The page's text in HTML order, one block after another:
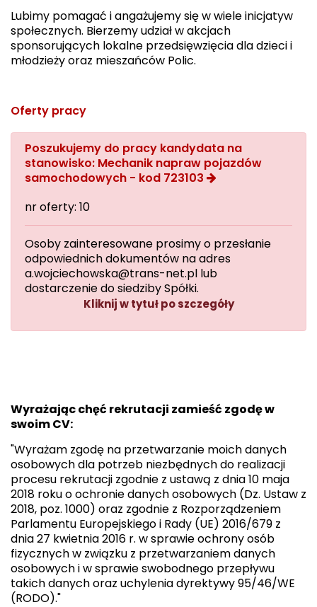
Lubimy pomagać i angażujemy się w wiele inicjatyw
społecznych. Bierzemy udział w akcjach
sponsorujących lokalne przedsięwzięcia dla dzieci i
młodzieży oraz mieszańców Polic.
Oferty pracy
Poszukujemy do pracy kandydata na
stanowisko: Mechanik napraw pojazdów
samochodowych - kod 723103
nr oferty: 10
Osoby zainteresowane prosimy o przesłanie
odpowiednich dokumentów na adres
a.wojciechowska@trans-net.pl lub
dostarczenie do siedziby Spółki.
Kliknij w tytuł po szczegóły
Wyrażając chęć rekrutacji zamieść zgodę w
swoim CV:
"Wyrażam zgodę na przetwarzanie moich danych
osobowych dla potrzeb niezbędnych do realizacji
procesu rekrutacji zgodnie z ustawą z dnia 10 maja
2018 roku o ochronie danych osobowych (Dz. Ustaw z
2018, poz. 1000) oraz zgodnie z Rozporządzeniem
Parlamentu Europejskiego i Rady (UE) 2016/679 z
dnia 27 kwietnia 2016 r. w sprawie ochrony osób
fizycznych w związku z przetwarzaniem danych
osobowych i w sprawie swobodnego przepływu
takich danych oraz uchylenia dyrektywy 95/46/WE
(RODO)."